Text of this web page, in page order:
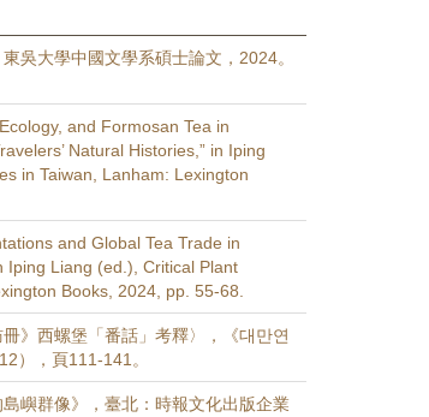
吳大學中國文學系碩士論文，2024。
and Formosan Tea in
Natural Histories,” in Iping
in Taiwan, Lanham: Lexington
and Global Tea Trade in
Iping Liang (ed.), Critical Plant
Books, 2024, pp. 55-68.
》西螺堡「番話」考釋〉，《대만연
），頁111-141。
島嶼群像》，臺北：時報文化出版企業